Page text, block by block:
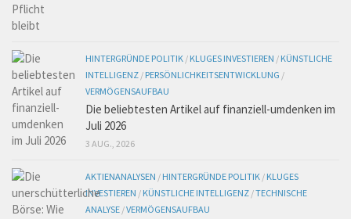
HINTERGRÜNDE POLITIK / KLUGES INVESTIEREN / KÜNSTLICHE
INTELLIGENZ / PERSÖNLICHKEITSENTWICKLUNG /
VERMÖGENSAUFBAU
Die beliebtesten Artikel auf finanziell-umdenken im
Juli 2026
3 AUG., 2026
AKTIENANALYSEN / HINTERGRÜNDE POLITIK / KLUGES
INVESTIEREN / KÜNSTLICHE INTELLIGENZ /TECHNISCHE
ANALYSE /VERMÖGENSAUFBAU